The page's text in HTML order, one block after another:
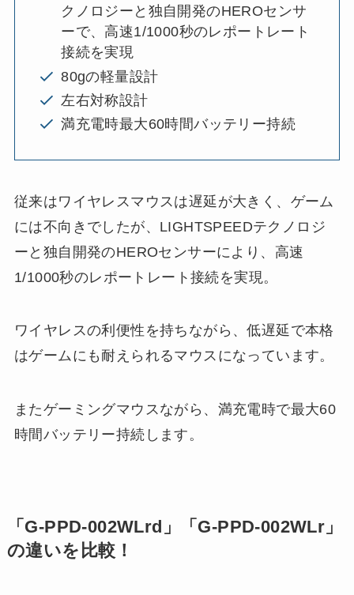
クノロジーと独自開発のHEROセンサ
ーで、高速1/1000秒のレポートレート
接続を実現
80gの軽量設計
左右対称設計
満充電時最大60時間バッテリー持続
従来はワイヤレスマウスは遅延が大きく、ゲーム
には不向きでしたが、LIGHTSPEEDテクノロジ
ーと独自開発のHEROセンサーにより、高速
1/1000秒のレポートレート接続を実現。
ワイヤレスの利便性を持ちながら、低遅延で本格
はゲームにも耐えられるマウスになっています。
またゲーミングマウスながら、満充電時で最大60
時間バッテリー持続します。
「G-PPD-002WLrd」「G-PPD-002WLr」
の違いを比較！